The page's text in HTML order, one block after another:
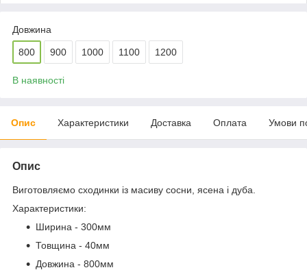
Довжина
800 900 1000 1100 1200
В наявності
Опис Характеристики Доставка Оплата Умови
Опис
Виготовляємо сходинки із масиву сосни, ясена і дуба.
Характеристики:
Ширина - 300мм
Товщина - 40мм
Довжина - 800мм